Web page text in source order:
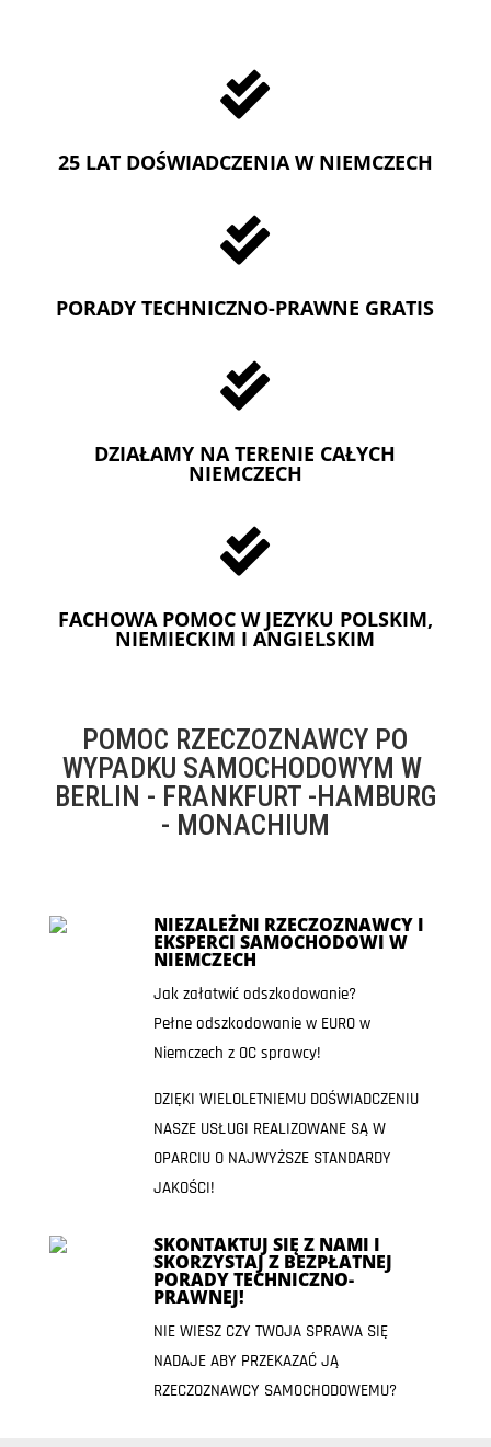

25 LAT DOŚWIADCZENIA W NIEMCZECH

PORADY TECHNICZNO-PRAWNE GRATIS

DZIAŁAMY NA TERENIE CAŁYCH
NIEMCZECH

FACHOWA POMOC W JEZYKU POLSKIM,
NIEMIECKIM I ANGIELSKIM
POMOC RZECZOZNAWCY PO
WYPADKU SAMOCHODOWYM W
BERLIN - FRANKFURT -HAMBURG
- MONACHIUM
NIEZALEŻNI RZECZOZNAWCY I
EKSPERCI SAMOCHODOWI W
NIEMCZECH
Jak załatwić odszkodowanie?
Pełne odszkodowanie w EURO w
Niemczech z OC sprawcy!
DZIĘKI WIELOLETNIEMU DOŚWIADCZENIU
NASZE USŁUGI REALIZOWANE SĄ W
OPARCIU O NAJWYŻSZE STANDARDY
JAKOŚCI!
SKONTAKTUJ SIĘ Z NAMI I
SKORZYSTAJ Z BEZPŁATNEJ
PORADY TECHNICZNO-
PRAWNEJ!
NIE WIESZ CZY TWOJA SPRAWA SIĘ
NADAJE ABY PRZEKAZAĆ JĄ
RZECZOZNAWCY SAMOCHODOWEMU?